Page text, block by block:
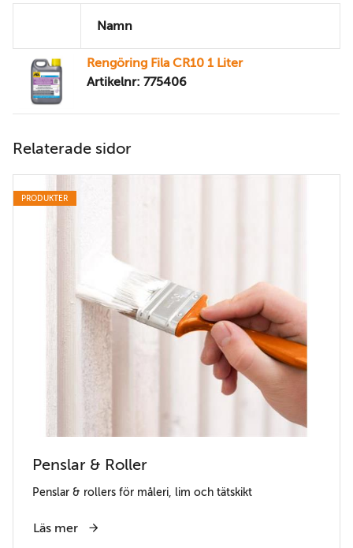
Namn
Rengöring Fila CR10 1 Liter
Artikelnr: 775406
Relaterade sidor
PRODUKTER
Penslar & Roller
Penslar & rollers för måleri, lim och tätskikt
Läs mer